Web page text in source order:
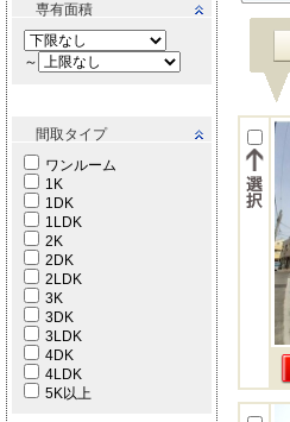
専有面積
～
間取タイプ
ワンルーム
1K
1DK
1LDK
2K
2DK
2LDK
3K
3DK
3LDK
4DK
4LDK
5K以上